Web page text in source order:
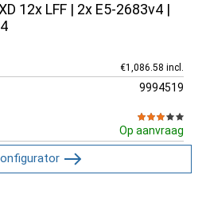
12x LFF | 2x E5-2683v4 |
€1,086.58 incl.
9994519
Op aanvraag